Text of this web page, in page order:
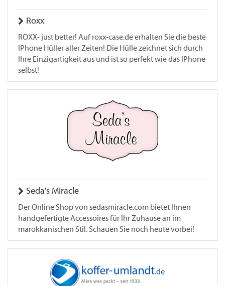
Roxx
ROXX- just better! Auf roxx-case.de erhalten Sie die beste
IPhone Hüller aller Zeiten! Die Hülle zeichnet sich durch
Ihre Einzigartigkeit aus und ist so perfekt wie das IPhone
selbst!
Seda's Miracle
Der Online Shop von sedasmiracle.com bietet Ihnen
handgefertigte Accessoires für Ihr Zuhause an im
marokkanischen Stil. Schauen Sie noch heute vorbei!